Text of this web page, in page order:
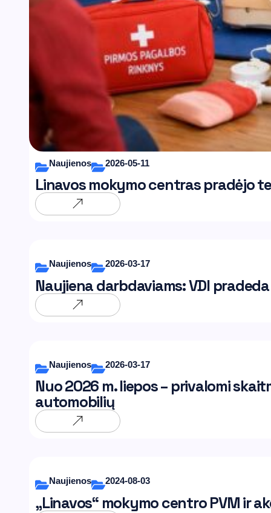
Naujienos 2026-05-11
Linavos mokymo centras pradėjo
Naujienos 2026-03-17
Naujiena darbdaviams: VDI
Naujienos 2026-03-17
Nuo 2026 m. liepos – privalomi
automobilių
Naujienos 2024-08-03
„Linavos“ mokymo centro PVM ir